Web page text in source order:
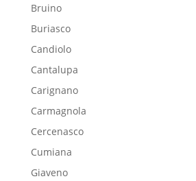
Bruino
Buriasco
Candiolo
Cantalupa
Carignano
Carmagnola
Cercenasco
Cumiana
Giaveno